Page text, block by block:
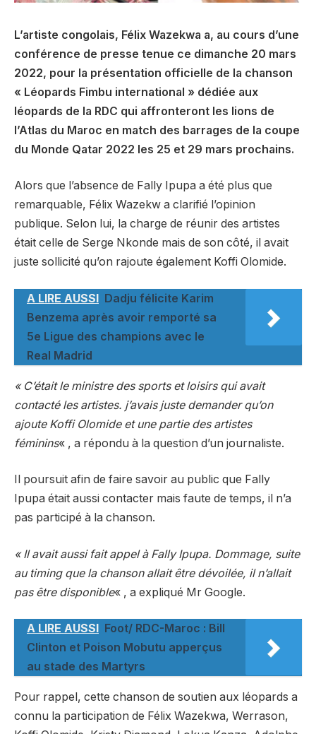
L’artiste congolais, Félix Wazekwa a, au cours d’une
conférence de presse tenue ce dimanche 20 mars
2022, pour la présentation officielle de la chanson
« Léopards Fimbu international » dédiée aux
léopards de la RDC qui affronteront les lions de
l’Atlas du Maroc en match des barrages de la coupe
du Monde Qatar 2022 les 25 et 29 mars prochains.
Alors que l’absence de Fally Ipupa a été plus que
remarquable, Félix Wazekw a clarifié l’opinion
publique. Selon lui, la charge de réunir des artistes
était celle de Serge Nkonde mais de son côté, il avait
juste sollicité qu’on rajoute également Koffi Olomide.
A LIRE AUSSI Dadju félicite Karim
Benzema après avoir remporté sa
5e Ligue des champions avec le
Real Madrid
« C’était le ministre des sports et loisirs qui avait
contacté les artistes. j’avais juste demander qu’on
ajoute Koffi Olomide et une partie des artistes
féminins« , a répondu à la question d’un journaliste.
Il poursuit afin de faire savoir au public que Fally
Ipupa était aussi contacter mais faute de temps, il n’a
pas participé à la chanson.
« Il avait aussi fait appel à Fally Ipupa. Dommage, suite
au timing que la chanson allait être dévoilée, il n’allait
pas être disponible« , a expliqué Mr Google.
A LIRE AUSSI Foot/ RDC-Maroc : Bill
Clinton et Poison Mobutu apperçus
au stade des Martyrs
Pour rappel, cette chanson de soutien aux léopards a
connu la participation de Félix Wazekwa, Werrason,